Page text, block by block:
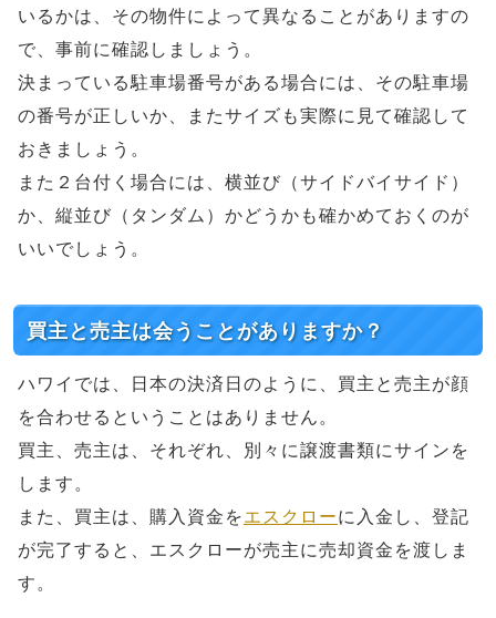
いるかは、その物件によって異なることがありますの
で、事前に確認しましょう。
決まっている駐車場番号がある場合には、その駐車場
の番号が正しいか、またサイズも実際に見て確認して
おきましょう。
また２台付く場合には、横並び（サイドバイサイド）
か、縦並び（タンダム）かどうかも確かめておくのが
いいでしょう。
買主と売主は会うことがありますか？
ハワイでは、日本の決済日のように、買主と売主が顔
を合わせるということはありません。
買主、売主は、それぞれ、別々に譲渡書類にサインを
します。
また、買主は、購入資金をエスクローに入金し、登記
が完了すると、エスクローが売主に売却資金を渡しま
す。